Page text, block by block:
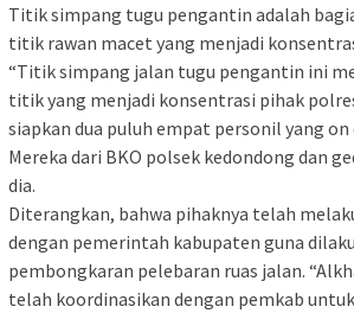
Titik simpang tugu pengantin adalah
titik rawan macet yang menjadi
“Titik simpang jalan tugu pengantin ini
titik yang menjadi konsentrasi pihak
siapkan dua puluh empat personil yang
Mereka dari BKO polsek kedondong dan
dia.
Diterangkan, bahwa pihaknya telah
dengan pemerintah kabupaten guna
pembongkaran pelebaran ruas jalan.
telah koordinasikan dengan pemkab